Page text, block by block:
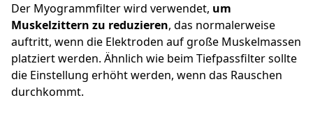
Der Myogrammfilter wird verwendet, um
Muskelzittern zu reduzieren, das normalerweise
auftritt, wenn die Elektroden auf große Muskelmassen
platziert werden. Ähnlich wie beim Tiefpassfilter sollte
die Einstellung erhöht werden, wenn das Rauschen
durchkommt.